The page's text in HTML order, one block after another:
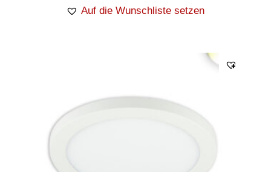
Auf die Wunschliste setzen